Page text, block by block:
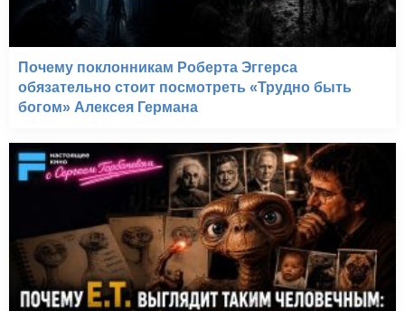
Почему поклонникам Роберта Эггерса
обязательно стоит посмотреть «Трудно быть
богом» Алексея Германа